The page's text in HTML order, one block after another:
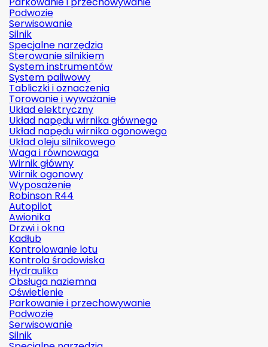
Podwozie
Serwisowanie
Silnik
Specjalne narzędzia
Sterowanie silnikiem
System instrumentów
System paliwowy
Tabliczki i oznaczenia
Torowanie i wyważanie
Układ elektryczny
Układ napędu wirnika głównego
Układ napędu wirnika ogonowego
Układ oleju silnikowego
Waga i równowaga
Wirnik główny
Wirnik ogonowy
Wyposażenie
Robinson R44
Autopilot
Awionika
Drzwi i okna
Kadłub
Kontrolowanie lotu
Kontrola środowiska
Hydraulika
Obsługa naziemna
Oświetlenie
Parkowanie i przechowywanie
Podwozie
Serwisowanie
Silnik